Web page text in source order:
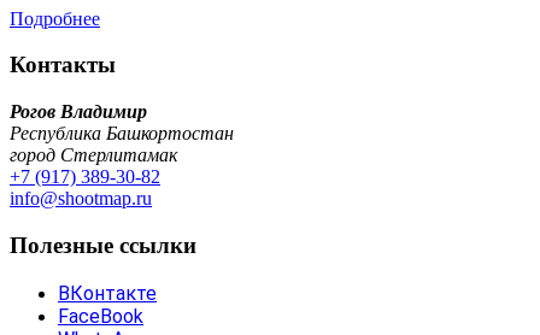
Подробнее
Контакты
Рогов Владимир
Республика Башкортостан
город Стерлитамак
+7 (917) 389-30-82
info@shootmap.ru
Полезные ссылки
ВКонтакте
FaceBook